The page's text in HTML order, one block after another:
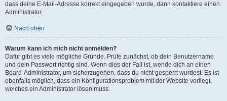
dass deine E-Mail-Adresse korrekt eingegeben wurde, dann kontaktiere einen
Administrator.
Nach oben
Warum kann ich mich nicht anmelden?
Dafür gibt es viele mögliche Gründe. Prüfe zunächst, ob dein Benutzername
und dein Passwort richtig sind. Wenn dies der Fall ist, wende dich an einen
Board-Administrator, um sicherzugehen, dass du nicht gesperrt wurdest. Es ist
ebenfalls möglich, dass ein Konfigurationsproblem mit der Website vorliegt,
welches ein Administrator lösen muss.